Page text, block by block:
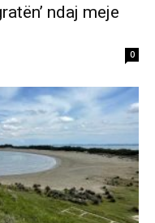
ndaj meje
0